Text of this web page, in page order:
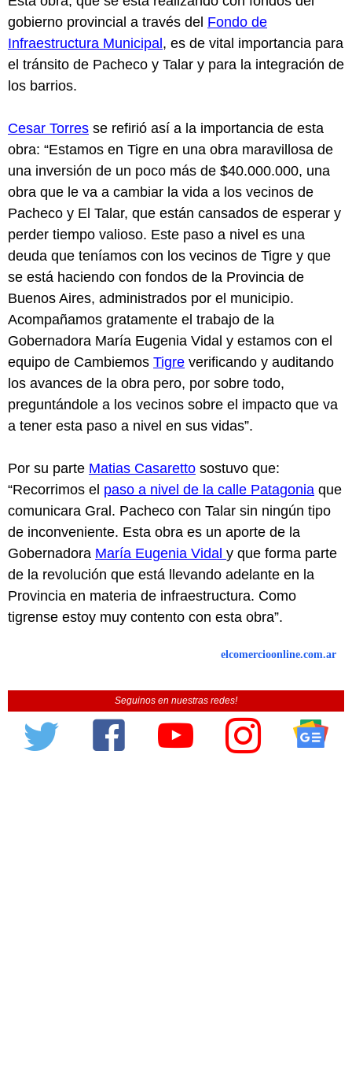
gobierno provincial a través del Fondo de
Infraestructura Municipal, es de vital importancia para
el tránsito de Pacheco y Talar y para la integración de
los barrios.
Cesar Torres se refirió así a la importancia de esta
obra: “Estamos en Tigre en una obra maravillosa de
una inversión de un poco más de $40.000.000, una
obra que le va a cambiar la vida a los vecinos de
Pacheco y El Talar, que están cansados de esperar y
perder tiempo valioso. Este paso a nivel es una
deuda que teníamos con los vecinos de Tigre y que
se está haciendo con fondos de la Provincia de
Buenos Aires, administrados por el municipio.
Acompañamos gratamente el trabajo de la
Gobernadora María Eugenia Vidal y estamos con el
equipo de Cambiemos Tigre verificando y auditando
los avances de la obra pero, por sobre todo,
preguntándole a los vecinos sobre el impacto que va
a tener esta paso a nivel en sus vidas”.
Por su parte Matias Casaretto sostuvo que:
“Recorrimos el paso a nivel de la calle Patagonia que
comunicara Gral. Pacheco con Talar sin ningún tipo
de inconveniente. Esta obra es un aporte de la
Gobernadora María Eugenia Vidal y que forma parte
de la revolución que está llevando adelante en la
Provincia en materia de infraestructura. Como
tigrense estoy muy contento con esta obra”.
elcomercioonline.com.ar
Seguinos en nuestras redes!